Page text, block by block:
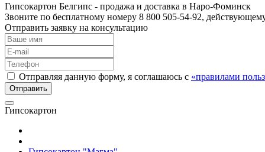
Гипсокартон Белгипс - продажа и доставка в Наро-Фоминск
Звоните по бесплатному номеру 8 800 505-54-92,
Отправить заявку на консультацию
Отправляя данную форму, я соглашаюсь с «правилами
Гипсокартон